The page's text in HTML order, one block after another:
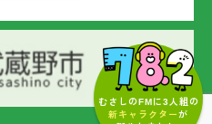
むさしのFMに3人組の
新キャラクターが